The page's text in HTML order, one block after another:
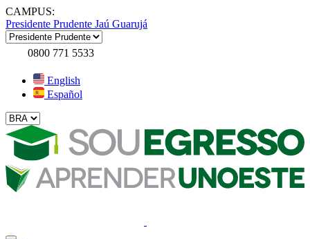
CAMPUS:
Presidente Prudente Jaú Guarujá
0800 771 5533
English
Español